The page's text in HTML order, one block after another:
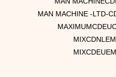
MAN MACHINE -LTD-